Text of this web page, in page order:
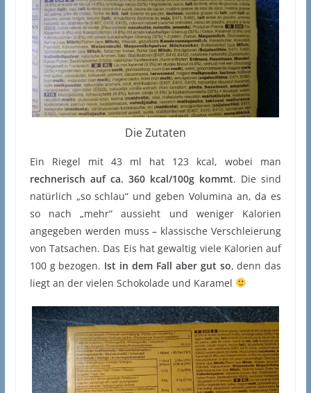
Die Zutaten
Ein Riegel mit 43 ml hat 123 kcal, wobei man
rechnerisch auf ca. 360 kcal/100g kommt. Die sind
natürlich „so schlau“ und geben Volumina an, da es
so nach „mehr“ aussieht und weniger Kalorien
angegeben werden muss – klassische Verschleierung
von Tatsachen. Das Eis hat gewaltig viele Kalorien auf
100 g bezogen. Ist in dem Fall aber gut so, denn das
liegt an der vielen Schokolade und Karamel